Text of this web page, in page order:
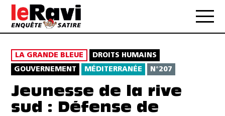
LA GRANDE BLEUE
DROITS HUMAINS
GOUVERNEMENT
MÉDITERRANÉE N°207
Jeunesse de la rive
sud : Défense de